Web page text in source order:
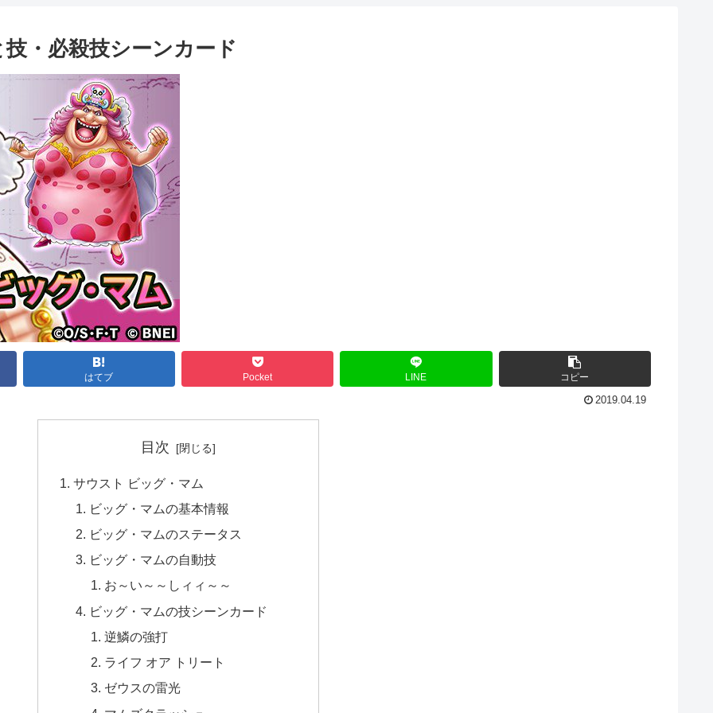
・必殺技シーンカード
はてブ Pocket LINE コピー
2019.04.19
目次
サウスト ビッグ・マム
ビッグ・マムの基本情報
ビッグ・マムのステータス
ビッグ・マムの自動技
お～い～～しィィ～～
ビッグ・マムの技シーンカード
逆鱗の強打
ライフ オア トリート
ゼウスの雷光